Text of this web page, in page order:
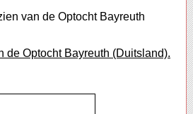
van de Optocht Bayreuth
de Optocht Bayreuth (Duitsland).